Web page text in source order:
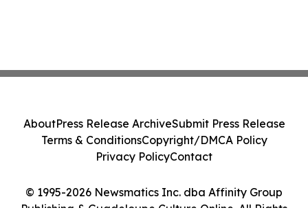
© 1995-2026 Newsmatics Inc. dba Affinity Group
Publishing & Guadeloupe Culture Online. All Rights
AboutPress Release ArchiveSubmit Press Release
Terms & ConditionsCopyright/DMCA Policy
Privacy PolicyContact